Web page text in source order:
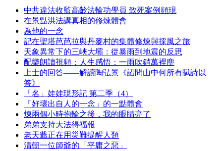
中共違法收監高齡法輪功學員 致死案例頻現
在景點洪法講真相的修煉體會
為他的一念
記在聖塔芭芭拉與丹麥村的集體修煉與採風之旅
天象異常下的三峽大壩：從暴雨到地震的反思
配樂朗讀視頻：人生感悟：一雨吹銷萬裡塵
上士的回答——解讀陶弘景《詔問山中何所有賦詩以
答》
「名」娃娃現形記 第二季（4）
「好壞出自人的一念」的一點體會
煉兩個小時抱輪之後，我的眼睛亮了
弟弟支持大法得福報
老天爺正在用災難提醒人類
清朝一位師爺的「平庸之惡」